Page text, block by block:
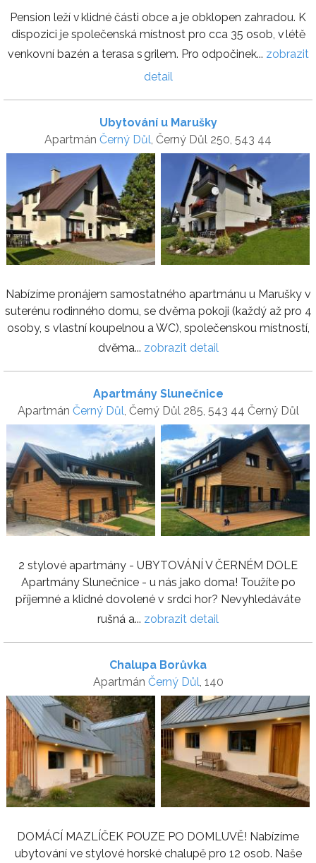
Pension leží v klidné části obce a je obklopen zahradou. K
dispozici je společenská místnost pro cca 35 osob, v létě
venkovní bazén a terasa s grilem. Pro odpočinek... zobrazit
detail
Ubytování u Marušky
Apartmán Černý Důl , Černý Důl 250, 543 44
Nabízíme pronájem samostatného apartmánu u Marušky v
suterénu rodinného domu, se dvěma pokoji (každý až pro 4
osoby, s vlastní koupelnou a WC), společenskou místností,
dvěma... zobrazit detail
Apartmány Slunečnice
Apartmán Černý Důl, Černý Důl 285, 543 44 Černý Důl
2 stylové apartmány - UBYTOVÁNÍ V ČERNÉM DOLE
Apartmány Slunečnice - u nás jako doma! Toužíte po
příjemné a klidné dovolené v srdci hor? Nevyhledáváte
rušná a... zobrazit detail
Chalupa Borůvka
Apartmán Černý Důl, 140
DOMÁCÍ MAZLÍČEK POUZE PO DOMLUVĚ! Nabízíme
ubytování ve stylové horské chalupě pro 12 osob. Naše